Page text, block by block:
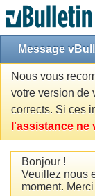
Message
Nous vous
votre version de
corrects. Si ces
l'assistance ne
Bonjour !
Veuillez nous
moment.